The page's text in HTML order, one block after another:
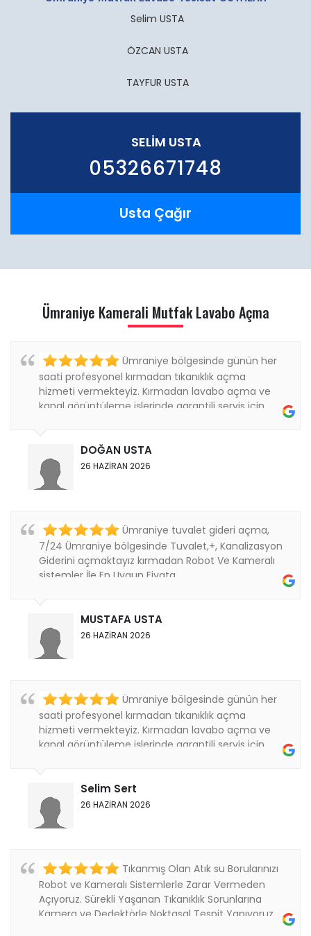
Selim USTA
ÖZCAN USTA
TAYFUR USTA
SELIM USTA
05326671748
Usta Çağır
Ümraniye Kamerali Mutfak Lavabo Açma
Ümraniye bölgesinde günün her
saati profesyonel kırmadan tıkanıklık açma
hizmeti vermekteyiz. Kırmadan lavabo açma ve
kanal görüntüleme işlerinde garantili servis için
DOĞAN USTA
26 HAZİRAN 2026
Ümraniye tuvalet gideri açma,
7/24 Ümraniye bölgesinde Tuvalet,+, Kanalizasyon
Giderini açmaktayız kırmadan Robot Ve Kameralı
sistemler İle En Uygun Fiyata ....
MUSTAFA USTA
26 HAZİRAN 2026
Ümraniye bölgesinde günün her
saati profesyonel kırmadan tıkanıklık açma
hizmeti vermekteyiz. Kırmadan lavabo açma ve
kanal görüntüleme işlerinde garantili servis için
Selim Sert
26 HAZİRAN 2026
Tıkanmış Olan Atık su Borularınızı
Robot ve Kameralı Sistemlerle Zarar Vermeden
Açıyoruz. Sürekli Yaşanan Tıkanıklık Sorunlarına
Kamera ve Dedektörle Noktasal Tespit Yapıyoruz.